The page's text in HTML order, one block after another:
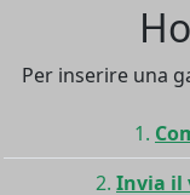
Per inserire una
Invia il